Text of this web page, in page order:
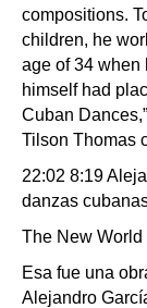
compositions.
children, he
age of 34 when
himself had
Cuban
Tilson Thomas
22:02 8:19
danzas
The New
Esa fue una
Alejandro